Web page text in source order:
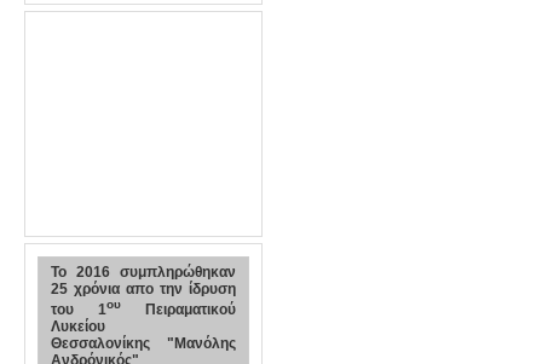
To 2016 συμπληρώθηκαν
25 χρόνια απο την ίδρυση
του 1ου
Πειραματικού
Λυκείου
Θεσσαλονίκης "Μανόλης
Ανδρόνικός"